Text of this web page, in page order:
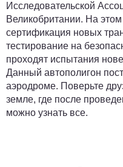
Исследовательской
Великобритании. На
сертификация новых
тестирование на
проходят испытания
Данный автополигон
аэродроме. Поверьте
земле, где после
можно узнать все.